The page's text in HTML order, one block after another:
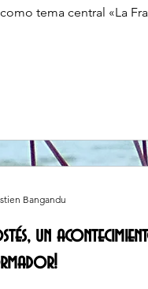
tema central «La
un
Bangandu